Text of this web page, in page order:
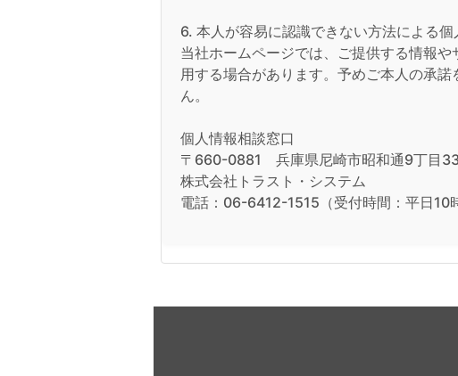
6. 本人が容易に認識できない方法による
当社ホームページでは、ご提供する情報
用する場合があります。予めご本人の承
ん。
個人情報相談窓口
〒660-0881 兵庫県尼崎市昭和通9丁目
株式会社トラスト・システム
電話：06-6412-1515（受付時間：平日10